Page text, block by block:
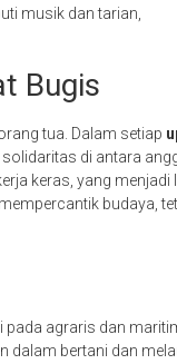
musik dan tarian,
Bugis
tua. Dalam setiap
solidaritas di antara
keras, yang menjadi
budaya,
agraris dan
dalam bertani dan